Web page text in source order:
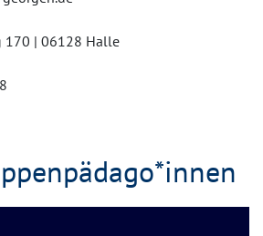
170 | 06128 Halle